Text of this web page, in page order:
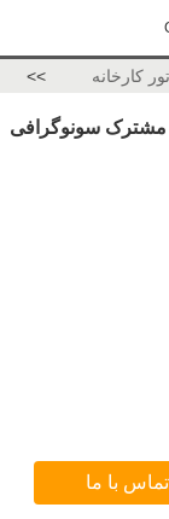
تور کارخانه >>
مشترک سونوگرافی
تماس با ما